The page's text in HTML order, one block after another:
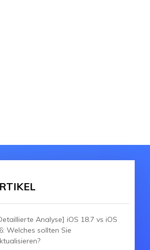
Analyse] iOS 18.7 vs iOS
Welches sollten Sie